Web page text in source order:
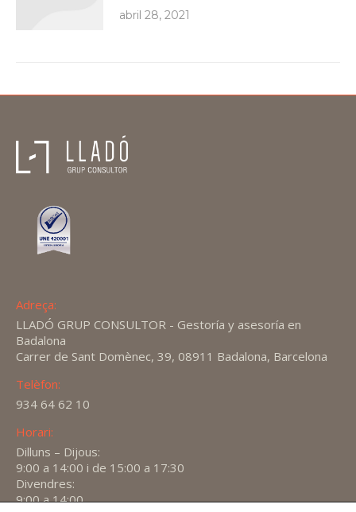
abril 28, 2021
Adreça:
LLADÓ GRUP CONSULTOR - Gestoría y asesoría en
Badalona
Carrer de Sant Domènec, 39, 08911 Badalona, Barcelona
Telèfon:
934 64 62 10
Horari:
Dilluns – Dijous:
9:00 a 14:00 i de 15:00 a 17:30
Divendres:
9:00 a 14:00